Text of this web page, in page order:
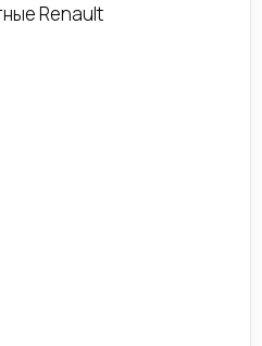
Renault